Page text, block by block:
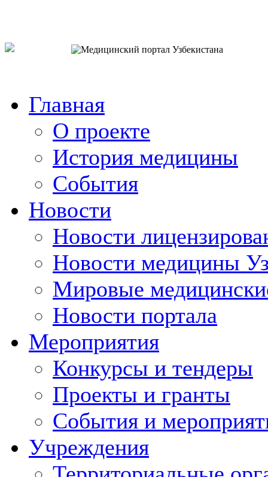
Главная
О проекте
История медицины
События
Новости
Новости
Новости медицины
Мировые
Новости портала
Мероприятия
Конкурсы и тендеры
Проекты и гранты
События и
Учреждения